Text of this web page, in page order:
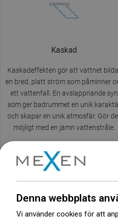
Kaskad
Kaskadeffekten gör att vattnet
en bred, platt ström som påminner
ett vattenfall. En avslappnande syn
som ger badrummet en unik
och skapar en unik atmosfär. Gör
möjligt med en jämn vattenstråle.
Denna webbplats
Vi använder cookies för att